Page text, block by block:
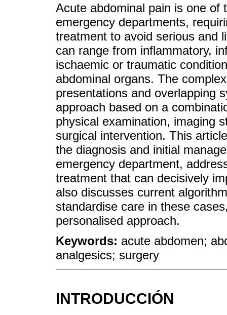
Acute abdominal pain is one of
emergency departments,
treatment to avoid serious and
can range from inflammatory,
ischaemic or traumatic
abdominal organs. The
presentations and overlapping
approach based on a
physical examination, imaging
surgical intervention. This
the diagnosis and initial
emergency department,
treatment that can decisively
also discusses current
standardise care in these
personalised approach.
Keywords: acute abdomen;
analgesics; surgery
INTRODUCCIÓN